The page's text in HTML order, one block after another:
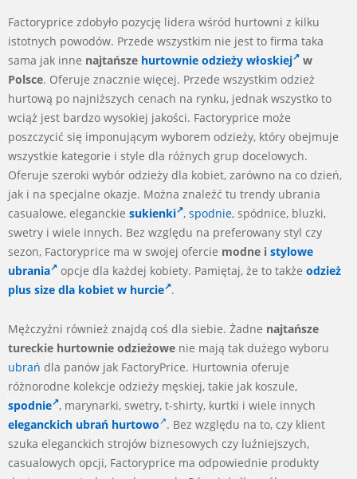
Factoryprice zdobyło pozycję lidera wśród hurtowni z kilku
istotnych powodów. Przede wszystkim nie jest to firma taka
sama jak inne najtańsze hurtownie odzieży włoskiej
w
Polsce. Oferuje znacznie więcej. Przede wszystkim odzież
hurtową po najniższych cenach na rynku, jednak wszystko to
wciąż jest bardzo wysokiej jakości. Factoryprice może
poszczycić się imponującym wyborem odzieży, który obejmuje
wszystkie kategorie i style dla różnych grup docelowych.
Oferuje szeroki wybór odzieży dla kobiet, zarówno na co dzień,
jak i na specjalne okazje. Można znaleźć tu trendy ubrania
casualowe, eleganckie sukienki , spodnie, spódnice, bluzki,
swetry i wiele innych. Bez względu na preferowany styl czy
sezon, Factoryprice ma w swojej ofercie modne i stylowe
ubrania
opcje dla każdej kobiety. Pamiętaj, że to także odzież
plus size dla kobiet w hurcie .
Mężczyźni również znajdą coś dla siebie. Żadne najtańsze
tureckie hurtownie odzieżowe nie mają tak dużego wyboru
ubrań dla panów jak FactoryPrice. Hurtownia oferuje
różnorodne kolekcje odzieży męskiej, takie jak koszule,
spodnie , marynarki, swetry, t-shirty, kurtki i wiele innych
eleganckich ubrań hurtowo . Bez względu na to, czy klient
szuka eleganckich strojów biznesowych czy luźniejszych,
casualowych opcji, Factoryprice ma odpowiednie produkty